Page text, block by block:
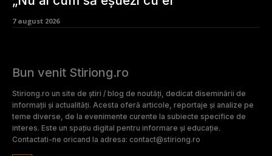
7 august 2026
Bun venit Stiriong.ro
Stiriong.ro un site de știri / blog de noutăți, dedicat diseminării de
informații și actualități. Acesta oferă articole, reportaje și analize pe
teme diverse, de la evenimente curente la subiecte specifice de
interes. Este un spațiu digital pentru informare și educație.
Contactati-ne oricand la adresa: contact@stiriong.ro